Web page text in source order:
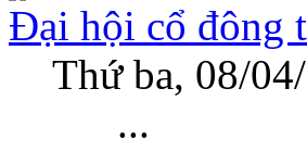
Đại hội cổ đông
Thứ ba, 08/
...